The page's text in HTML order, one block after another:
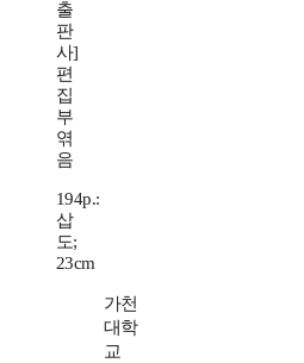
출
판
사]
편
집
부
엮
음
194p.:
삽
도;
23cm
가천
대학
교